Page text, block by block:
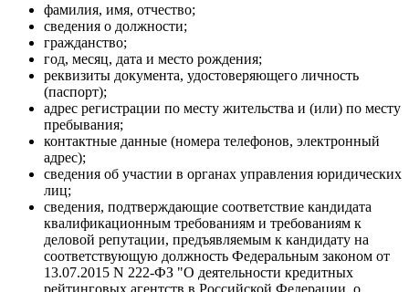
фамилия, имя, отчество;
сведения о должности;
гражданство;
год, месяц, дата и место рождения;
реквизиты документа, удостоверяющего личность
(паспорт);
адрес регистрации по месту жительства и (или) по месту
пребывания;
контактные данные (номера телефонов, электронный
адрес);
сведения об участии в органах управления юридических
лиц;
сведения, подтверждающие соответствие кандидата
квалификационным требованиям и требованиям к
деловой репутации, предъявляемым к кандидату на
соответствующую должность Федеральным законом от
13.07.2015 N 222-ФЗ "О деятельности кредитных
рейтинговых агентств в Российской Федерации, о